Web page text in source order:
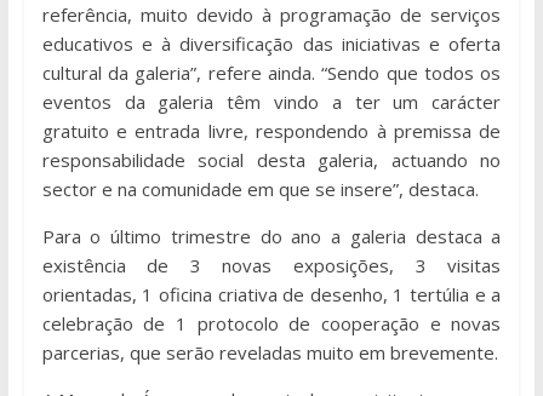
referência, muito devido à programação de serviços
educativos e à diversificação das iniciativas e oferta
cultural da galeria”, refere ainda. “Sendo que todos os
eventos da galeria têm vindo a ter um carácter
gratuito e entrada livre, respondendo à premissa de
responsabilidade social desta galeria, actuando no
sector e na comunidade em que se insere”, destaca.
Para o último trimestre do ano a galeria destaca a
existência de 3 novas exposições, 3 visitas
orientadas, 1 oficina criativa de desenho, 1 tertúlia e a
celebração de 1 protocolo de cooperação e novas
parcerias, que serão reveladas muito em brevemente.